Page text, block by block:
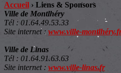
Accueil › Liens & Sponsors
Ville de Montlhéry
Tél : 01.64.49.53.33
Site internet : www.ville-
Ville de Linas
Tél : 01.64.91.63.63
Site internet : www.ville-linas.fr